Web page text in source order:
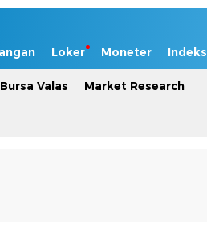
Loker Moneter Indeks
Bursa Valas Market Research